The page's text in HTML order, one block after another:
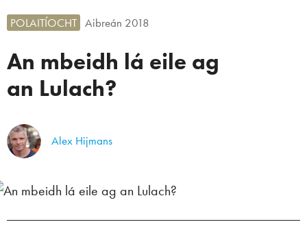
An mbeidh lá eile ag
an Lulach?
POLAITÍOCHT Aibreán 2018
Alex Hijmans